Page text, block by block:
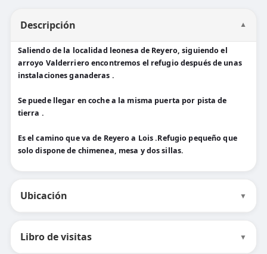
Descripción ▼
Saliendo de la localidad leonesa de Reyero, siguiendo el
arroyo Valderriero encontremos el refugio después de unas
instalaciones ganaderas .
Se puede llegar en coche a la misma puerta por pista de
tierra .
Es el camino que va de Reyero a Lois .Refugio pequeño que
solo dispone de chimenea, mesa y dos sillas.
Ubicación ▼
Libro de visitas ▼